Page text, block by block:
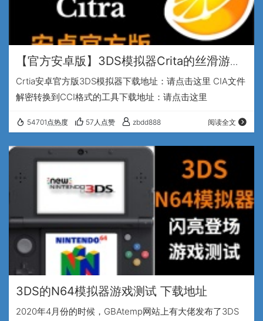
【官方安卓版】3DS模拟器Crita的丝滑游戏
测试
Crtia安卓官方版3DS模拟器下载地址：请点击这里 CIA文件
解密转换到CCI格式的工具下载地址：请点击这里
54701点热度 57人点赞 zbdd888 阅读全文
3DS的N64模拟器游戏测试 下载地址
2020年4月份的时候，GBAtemp网站上有大佬发布了3DS